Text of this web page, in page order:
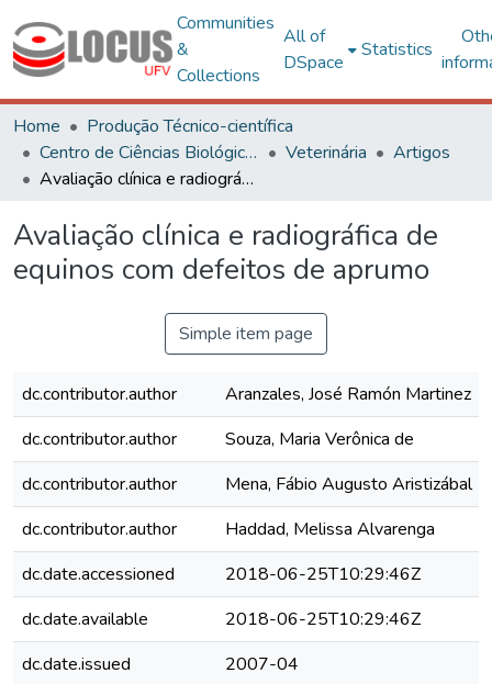
Communities
&
Collections
All of
DSpace
Statistics
Home
Produção Técnico-científica
Centro de Ciências Biológicas e da Saúde
Veterinária
Artigos
Avaliação clínica e radiográfica de equinos com defeitos de aprumo
Avaliação clínica e radiográfica de
equinos com defeitos de aprumo
Simple item page
dc.contributor.author
Aranzales, José Ramón Martinez
dc.contributor.author
Souza, Maria Verônica de
dc.contributor.author
Mena, Fábio Augusto Aristizábal
dc.contributor.author
Haddad, Melissa Alvarenga
dc.date.accessioned
2018-06-25T10:29:46Z
dc.date.available
2018-06-25T10:29:46Z
dc.date.issued
2007-04